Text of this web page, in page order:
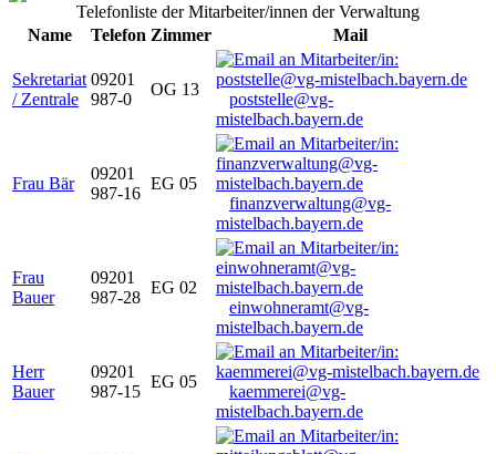
Telefonliste der Mitarbeiter/innen der Verwaltung
Name
Telefon Zimmer Mail
Sekretariat
/ Zentrale
09201
987-0
OG 13
poststelle@vg-
mistelbach.bayern.de
Frau Bär
09201
987-16
EG 05
finanzverwaltung@vg-
mistelbach.bayern.de
Frau
Bauer
09201
987-28
EG 02
einwohneramt@vg-
mistelbach.bayern.de
Herr
Bauer
09201
987-15
EG 05
kaemmerei@vg-
mistelbach.bayern.de